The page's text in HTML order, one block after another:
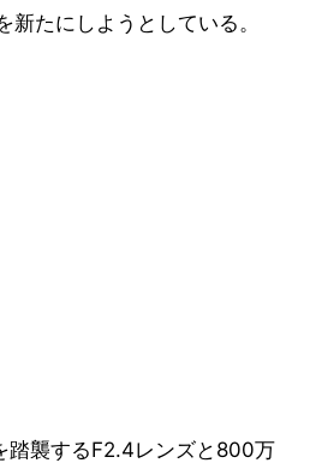
新たにしようとしている。
踏襲するF2.4レンズと800万